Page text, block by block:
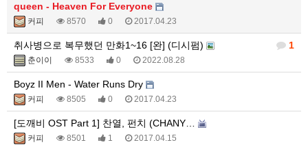
queen - Heaven For Everyone
커피 8570 0 2017.04.23
1
취사병으로 복무했던 만화1~16 [완] (디시펌)
춘이이 8533 0 2022.08.28
Boyz II Men - Water Runs Dry
커피 8505 0 2017.04.23
[도깨비 OST Part 1] 찬열, 펀치 (CHANY…
커피 8501 1 2017.04.15